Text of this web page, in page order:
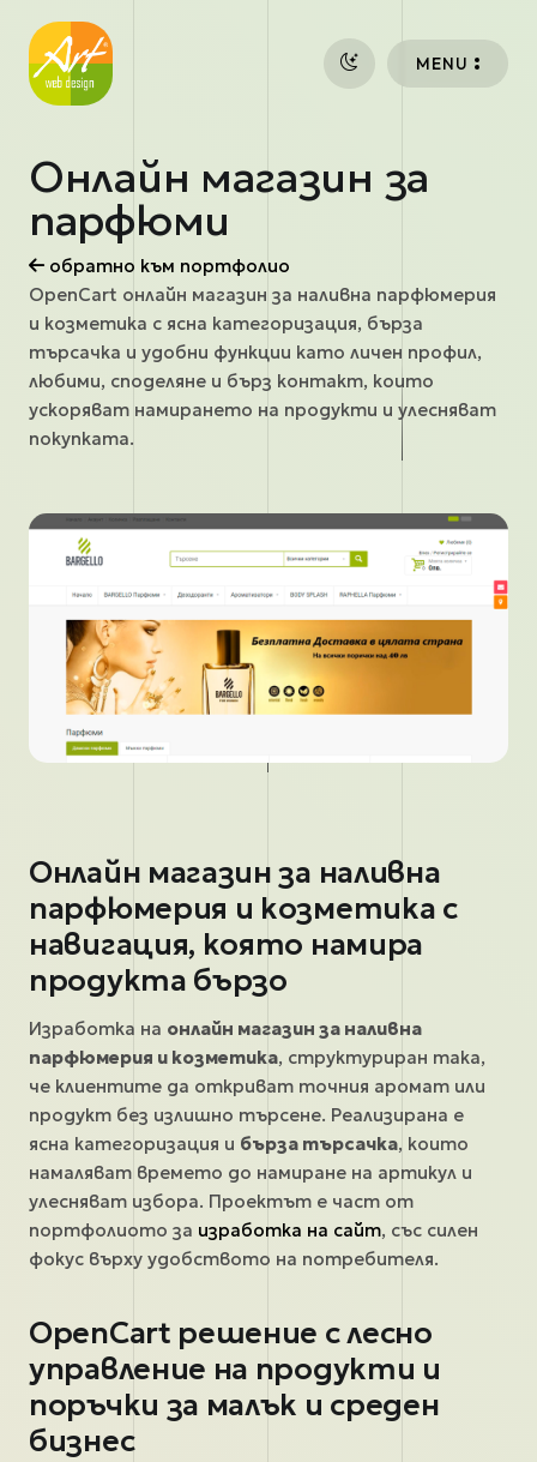
MENU
Онлайн магазин за
парфюми
обратно към портфолио
OpenCart онлайн магазин за наливна парфюмерия
и козметика с ясна категоризация, бърза
търсачка и удобни функции като личен профил,
любими, споделяне и бърз контакт, които
ускоряват намирането на продукти и улесняват
покупката.
Онлайн магазин за наливна
парфюмерия и козметика с
навигация, която намира
продукта бързо
Изработка на онлайн магазин за наливна
парфюмерия и козметика, структуриран така,
че клиентите да откриват точния аромат или
продукт без излишно търсене. Реализирана е
ясна категоризация и бърза търсачка, които
намаляват времето до намиране на артикул и
улесняват избора. Проектът е част от
портфолиото за изработка на сайт, със силен
фокус върху удобството на потребителя.
OpenCart решение с лесно
управление на продукти и
поръчки за малък и среден
бизнес